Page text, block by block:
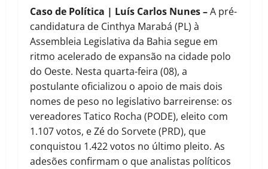
Caso de Política | Luís Carlos Nunes –A pré-
candidatura de Cinthya Marabá (PL) à
Assembleia Legislativa da Bahia segue em
ritmo acelerado de expansão na cidade polo
do Oeste. Nesta quarta-feira (08), a
postulante oficializou o apoio de mais dois
nomes de peso no legislativo barreirense: os
vereadores Tatico Rocha (PODE), eleito com
1.107 votos, e Zé do Sorvete (PRD), que
conquistou 1.422 votos no último pleito. As
adesões confirmam o que analistas políticos